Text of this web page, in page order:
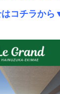
はコチラか